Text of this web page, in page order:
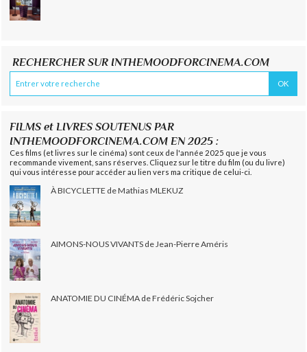
RECHERCHER SUR INTHEMOODFORCINEMA.COM
FILMS et LIVRES SOUTENUS PAR
INTHEMOODFORCINEMA.COM EN 2025 :
Ces films (et livres sur le cinéma) sont ceux de l'année 2025 que je vous
recommande vivement, sans réserves. Cliquez sur le titre du film (ou du livre)
qui vous intéresse pour accéder au lien vers ma critique de celui-ci.
À BICYCLETTE de Mathias MLEKUZ
AIMONS-NOUS VIVANTS de Jean-Pierre Améris
ANATOMIE DU CINÉMA de Frédéric Sojcher